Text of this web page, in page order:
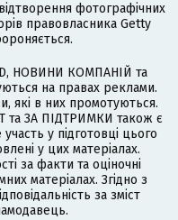
фотографічних
правовласника Getty
НОВИНИ КОМПАНІЙ та
на правах реклами.
які в них промотуються.
та ЗА ПІДТРИМКИ також є
у підготовці цього
у цих матеріалах.
за факти та оціночні
матеріалах. Згідно з
за зміст